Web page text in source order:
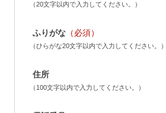
（20文字以内で入力してください。）
ふりがな （必須）
（ひらがな20文字以内で入力してください。
住所
（100文字以内で入力してください。）